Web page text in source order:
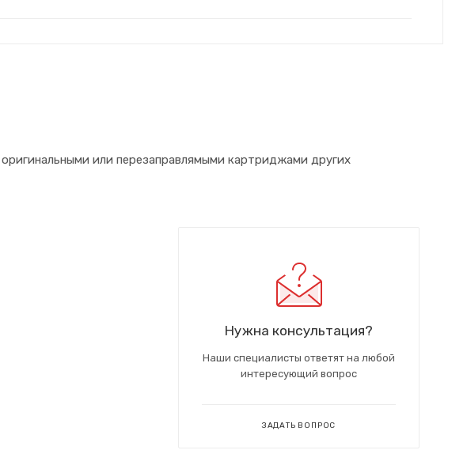
или перезаправлямыми картриджами других
Нужна консультация?
Наши специалисты ответят на любой
интересующий вопрос
ЗАДАТЬ ВОПРОС